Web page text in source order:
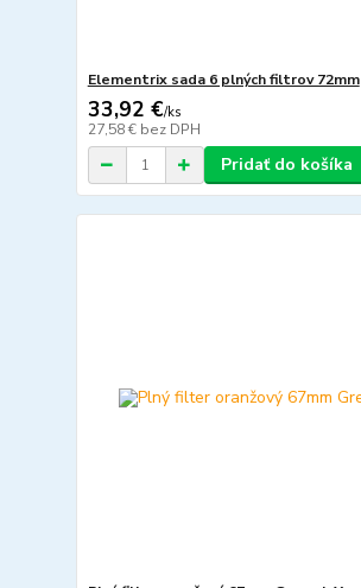
Elementrix sada 6 plných filtrov 72mm
33,92 €/ks
27,58 € bez DPH
Pridať do košíka